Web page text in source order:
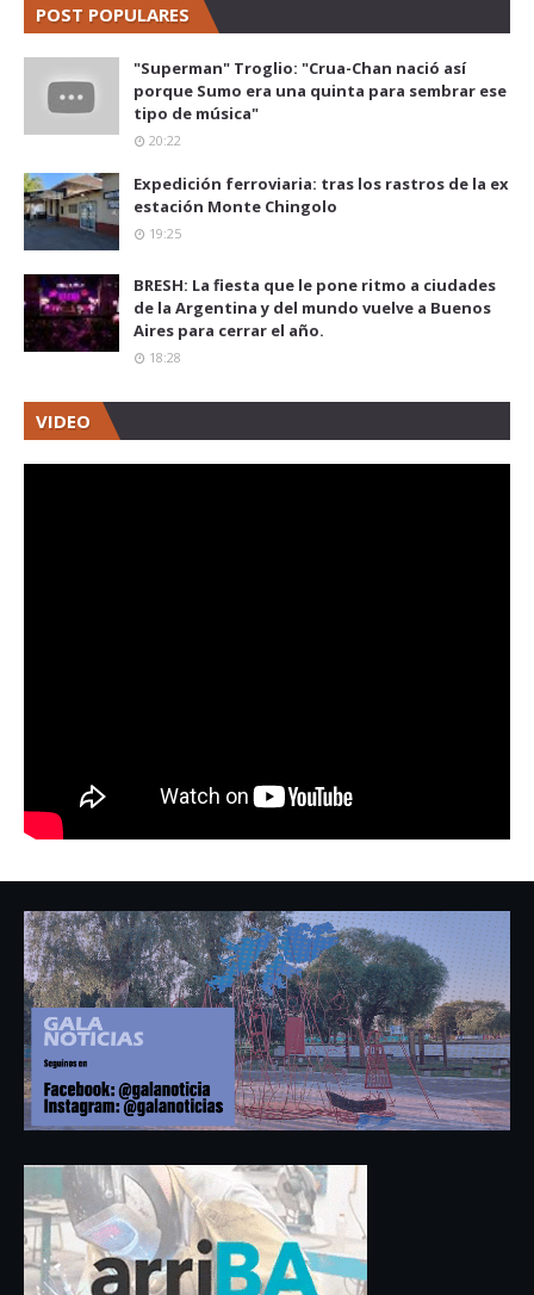
POST POPULARES
"Superman" Troglio: "Crua-Chan nació así
porque Sumo era una quinta para sembrar ese
tipo de música"
20:22
Expedición ferroviaria: tras los rastros de la ex
estación Monte Chingolo
19:25
BRESH: La fiesta que le pone ritmo a ciudades
de la Argentina y del mundo vuelve a Buenos
Aires para cerrar el año.
18:28
VIDEO